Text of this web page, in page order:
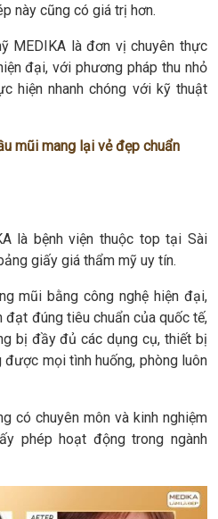
này cũng có giá trị hơn.
MEDIKA là đơn vị chuyên thực
đại, với phương pháp thu nhỏ
hiện nhanh chóng với kỹ thuật
mũi mang lại vẻ đẹp chuẩn
là bệnh viện thuộc top tại Sài
giấy giá thẩm mỹ uy tín.
mũi bằng công nghệ hiện đại,
đúng tiêu chuẩn của quốc tế,
bị đầy đủ các dụng cụ, thiết bị
mọi tình huống, phòng luôn
có chuyên môn và kinh nghiệm
phép hoạt động trong ngành